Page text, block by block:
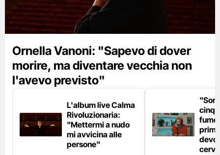
Ornella Vanoni: "Sapevo di dover
morire, ma diventare vecchia non
l'avevo previsto"
L'album live Calma
Rivoluzionaria:
"Mettermi a nudo
mi avvicina alle
persone"
fumo
devo